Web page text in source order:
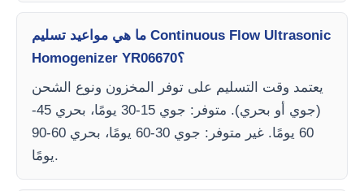
ما هي مواعيد تسليم Continuous Flow Ultrasonic
Homogenizer YR06670؟
يعتمد وقت التسليم على توفر المخزون ونوع الشحن
(جوي أو بحري). متوفر: جوي 15-30 يومًا، بحري 45-
60 يومًا. غير متوفر: جوي 30-60 يومًا، بحري 60-90
يومًا.